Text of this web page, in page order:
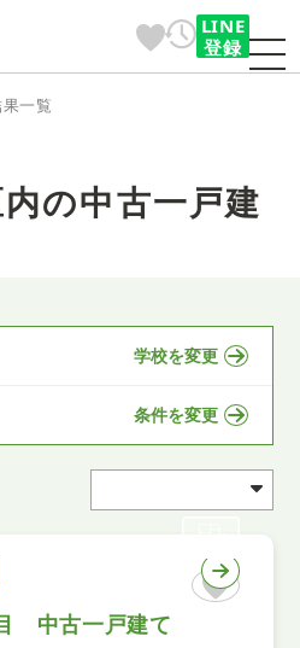
LINE
登録
一覧
の中古一戸建
学校を変更
条件を変更
中古一戸建て